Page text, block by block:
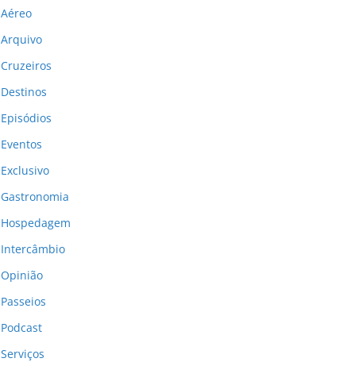
Aéreo
Arquivo
Cruzeiros
Destinos
Episódios
Eventos
Exclusivo
Gastronomia
Hospedagem
Intercâmbio
Opinião
Passeios
Podcast
Serviços